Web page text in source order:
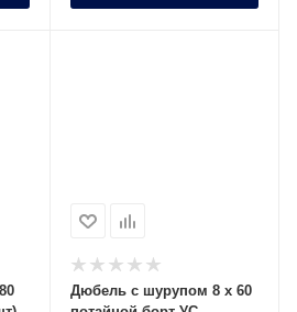
Дюбель с шурупом 8 х 60